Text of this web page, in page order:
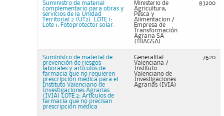
Suministro de material
complementario para obras y
servicios de la Unidad
Territorial 2 (UT2). LOTE 1:
Lote 1: Fotoprotector solar.
Ministerio de
Agricultura,
Pesca y
Alimentacion /
Empresa de
Transformación
Agraria SA
(TRAGSA)
83200
Suministro de material de
prevención de riesgos
laborales y artículos de
farmacia que no requieren
prescripción médica para el
Instituto Valenciano de
Investigaciones Agrarias
(IVIA) LOTE 2: Artículos de
farmacia que no precisan
prescripción médica
Generalitat
Valenciana /
Instituto
Valenciano de
Investigaciones
Agrarias (IVIA)
7620